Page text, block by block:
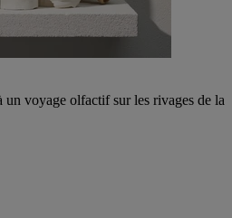
voyage olfactif sur les rivages de la